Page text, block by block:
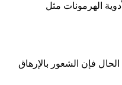
الهرمونات مثل
فإن الشعور بالإرهاق